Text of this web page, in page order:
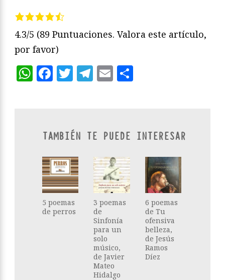
4.3/5 (89 Puntuaciones. Valora este artículo,
por favor)
WhatsApp
Facebook
Twitter
Telegram
Email
TAMBIÉN TE PUEDE INTERESAR
5 poemas
de perros
3 poemas
de
Sinfonía
para un
solo
músico,
de Javier
Mateo
Hidalgo
6 poemas
de Tu
ofensiva
belleza,
de Jesús
Ramos
Díez